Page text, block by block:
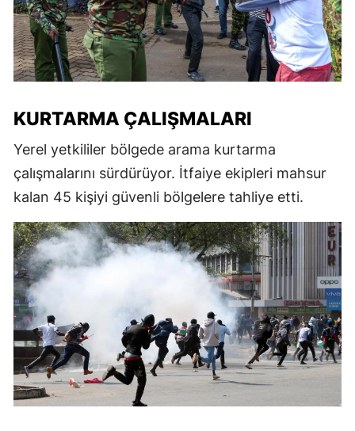
KURTARMA ÇALIŞMALARI
Yerel yetkililer bölgede arama kurtarma
çalışmalarını sürdürüyor. İtfaiye ekipleri mahsur
kalan 45 kişiyi güvenli bölgelere tahliye etti.